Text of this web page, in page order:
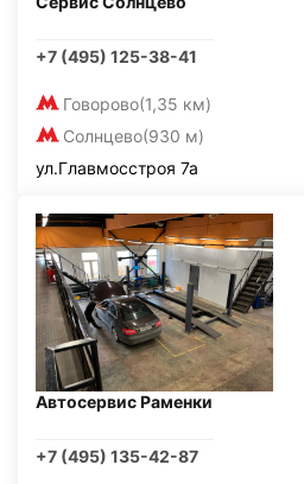
+7 (495) 125-38-41
Говорово(1,35 км)
Солнцево(930 м)
ул.Главмосстроя 7а
Автосервис Раменки
+7 (495) 135-42-87